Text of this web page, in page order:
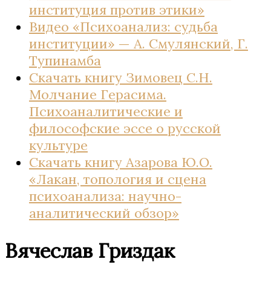
институция против этики»
Видео «Психоанализ: судьба
институции» — А. Смулянский, Г.
Тупинамба
Скачать книгу Зимовец С.Н.
Молчание Герасима.
Психоаналитические и
философские эссе о русской
культуре
Скачать книгу Азарова Ю.О.
«Лакан, топология и сцена
психоанализа: научно-
аналитический обзор»
Вячеслав Гриздак